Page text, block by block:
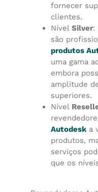
fornecer
clientes.
Nível Silver:
são
produtos
uma gama
embora
amplitude
superiores.
Nível
Autodesk a
produtos,
serviços
que os